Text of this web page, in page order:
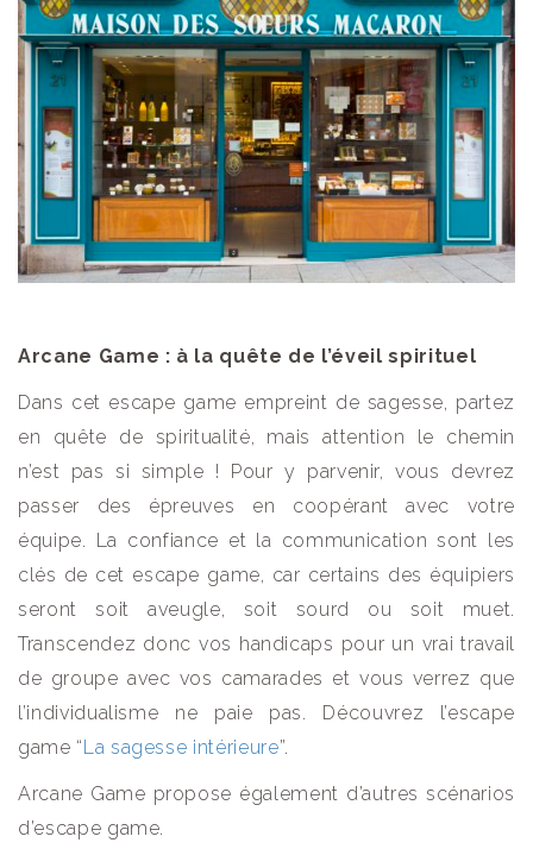
Arcane Game : à la quête de l’éveil spirituel
Dans cet escape game empreint de sagesse, partez
en quête de spiritualité, mais attention le chemin
n’est pas si simple ! Pour y parvenir, vous devrez
passer des épreuves en coopérant avec votre
équipe. La confiance et la communication sont les
clés de cet escape game, car certains des équipiers
seront soit aveugle, soit sourd ou soit muet.
Transcendez donc vos handicaps pour un vrai travail
de groupe avec vos camarades et vous verrez que
l’individualisme ne paie pas. Découvrez l’escape
game “ La sagesse intérieure”.
Arcane Game propose également d’autres scénarios
d’escape game.